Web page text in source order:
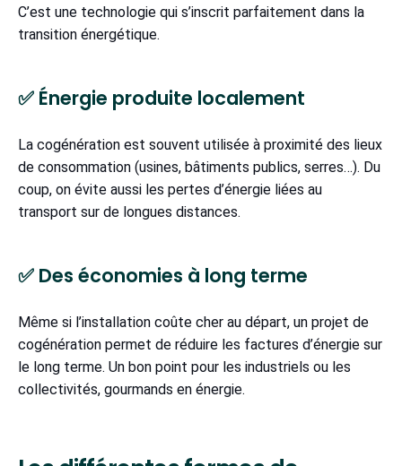
C’est une technologie qui s’inscrit parfaitement dans la
transition énergétique.
✅ Énergie produite localement
La cogénération est souvent utilisée à proximité des lieux
de consommation (usines, bâtiments publics, serres…). Du
coup, on évite aussi les pertes d’énergie liées au
transport sur de longues distances.
✅ Des économies à long terme
Même si l’installation coûte cher au départ, un projet de
cogénération permet de réduire les factures d’énergie sur
le long terme. Un bon point pour les industriels ou les
collectivités, gourmands en énergie.